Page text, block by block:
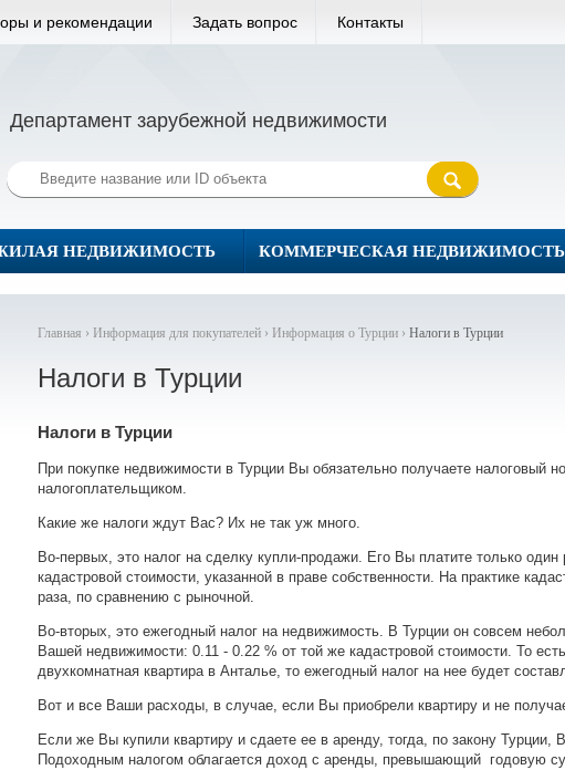
и рекомендации Задать вопрос Контакты
Департамент зарубежной недвижимости
НЕДВИЖИМОСТЬ КОММЕРЧЕСКАЯ НЕДВИЖИМОСТЬ
Главная › Информация для покупателей › Информация о Турции › Налоги в Турции
Налоги в Турции
Налоги в Турции
При покупке недвижимости в Турции Вы обязательно получаете налоговый
налогоплательщиком.
Какие же налоги ждут Вас? Их не так уж много.
Во-первых, это налог на сделку купли-продажи. Его Вы платите только один
кадастровой стоимости, указанной в праве собственности. На практике
раза, по сравнению с рыночной.
Во-вторых, это ежегодный налог на недвижимость. В Турции он совсем
Вашей недвижимости: 0.11 - 0.22 % от той же кадастровой стоимости. То
двухкомнатная квартира в Анталье, то ежегодный налог на нее будет
Вот и все Ваши расходы, в случае, если Вы приобрели квартиру и не
Если же Вы купили квартиру и сдаете ее в аренду, тогда, по закону Турции,
Подоходным налогом облагается доход с аренды, превышающий годовую